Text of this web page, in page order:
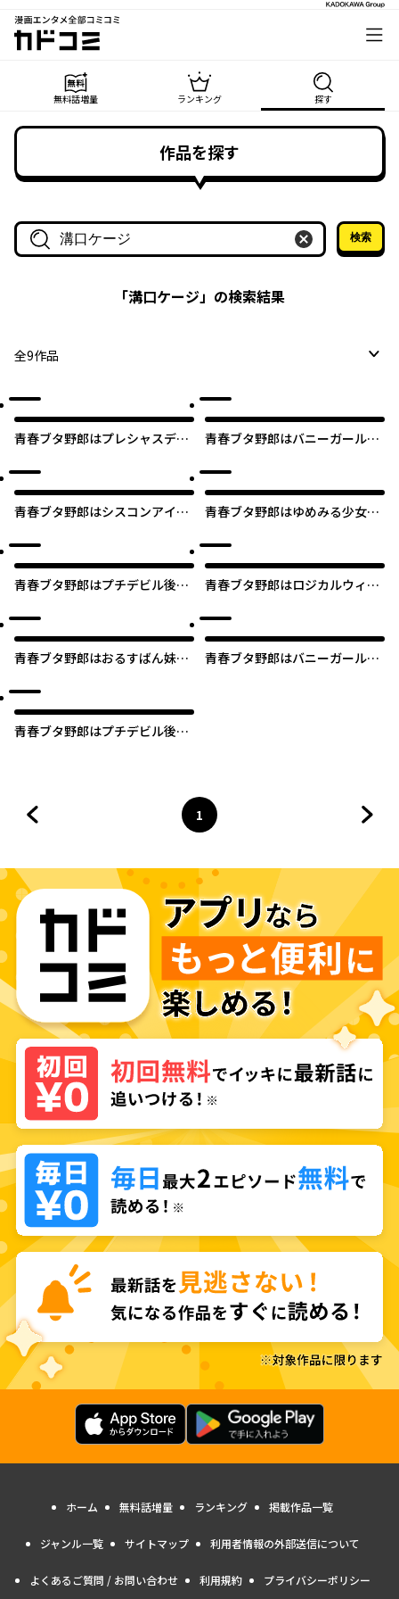
漫画エンタメ全部コミコミ
カドコミ
無料話増量 ランキング 探す
作品を探す
作品名・作家名で探す
検索
「溝口ケージ」の検索結果
全9作品
青春ブタ野郎はプレシャスデイ
青春ブタ野郎はバニーガール先
青春ブタ野郎はシスコンアイド
青春ブタ野郎はゆめみる少女の
青春ブタ野郎はプチデビル後輩
青春ブタ野郎はロジカルウィッ
青春ブタ野郎はおるすばん妹の
青春ブタ野郎はバニーガール先
青春ブタ野郎はプチデビル後輩
ページ
1
へ
ホーム 無料話増量 ランキング 掲載作品一覧
ジャンル一覧 サイトマップ 利用者情報の外部送信について
よくあるご質問 / お問い合わせ 利用規約 プライバシーポリシー